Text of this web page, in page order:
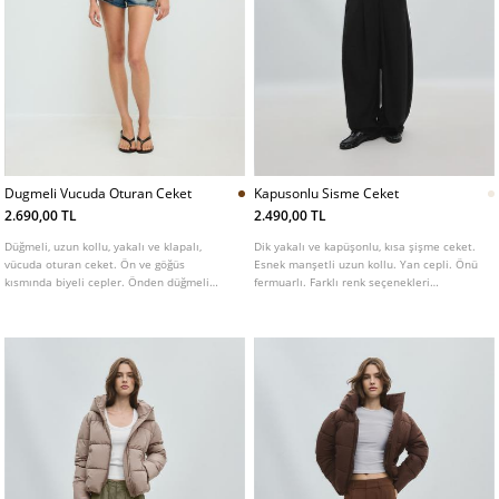
Dugmeli Vucuda Oturan Ceket
2.690,00 TL
Düğmeli, uzun kollu, yakalı ve klapalı,
vücuda oturan ceket. Ön ve göğüs
kısmında biyeli cepler. Önden düğmeli
Kapusonlu Sisme Ceket
2.490,00 TL
Dik yakalı ve kapüşonlu, kısa şişme ceket.
Esnek manşetli uzun kollu. Yan cepli. Önü
fermuarlı. Farklı renk seçenekleri